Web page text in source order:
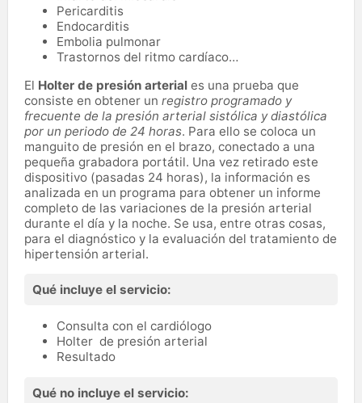
Pericarditis
Endocarditis
Embolia pulmonar
Trastornos del ritmo cardíaco…
El Holter de presión arterial es una prueba que
consiste en obtener un registro programado y
frecuente de la presión arterial sistólica y diastólica
por un periodo de 24 horas. Para ello se coloca un
manguito de presión en el brazo, conectado a una
pequeña grabadora portátil. Una vez retirado este
dispositivo (pasadas 24 horas), la información es
analizada en un programa para obtener un informe
completo de las variaciones de la presión arterial
durante el día y la noche. Se usa, entre otras cosas,
para el diagnóstico y la evaluación del tratamiento de
hipertensión arterial.
Qué incluye el servicio:
Consulta con el cardiólogo
Holter de presión arterial
Resultado
Qué no incluye el servicio: